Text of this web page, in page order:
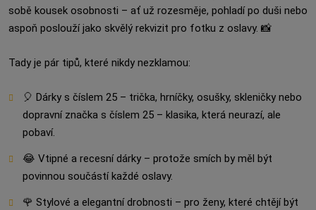
sobě kousek osobnosti – ať už rozesměje, pohladí po duši nebo
aspoň poslouží jako skvělý rekvizit pro fotku z oslavy. 📸
Tady je pár tipů, které nikdy nezklamou:
🎈 Dárky s číslem 25 – trička, hrníčky, osušky, skleničky nebo
dopravní značka s číslem 25 – klasika, která neurazí, ale
pobaví.
😂 Vtipné a recesní dárky – protože smích by měl být
povinnou součástí každé oslavy.
🌹 Stylové a elegantní drobnosti – pro ženy, které chtějí být